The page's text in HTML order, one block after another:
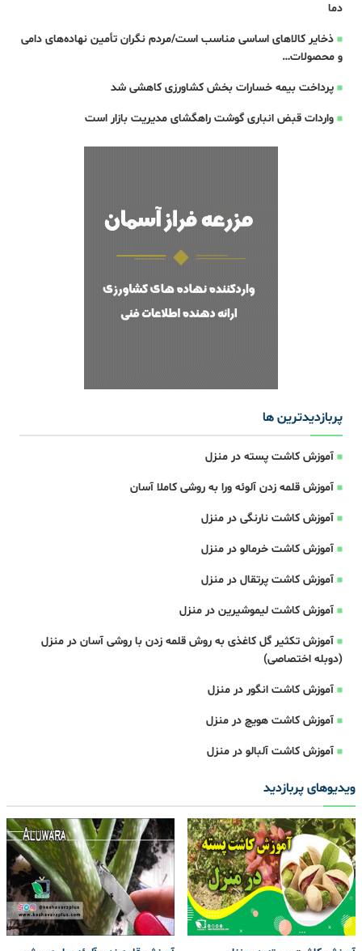
دما
ذخایر کالاهای اساسی مناسب است/مردم نگران تأمین نهاده‌های دامی
و محصولات…
پرداخت بیمه خسارات بخش کشاورزی کاهشی شد
واردات قبض‌ انباری گوشت راهگشای مدیریت بازار است
پربازدیدترین ها
آموزش کاشت پسته در منزل
آموزش قلمه زدن آلوئه ورا به روشی کاملا آسان
آموزش کاشت نارنگی در منزل
آموزش کاشت خرمالو در منزل
آموزش کاشت پرتقال در منزل
آموزش کاشت لیموشیرین در منزل
آموزش تکثیر گل کاغذی به روش قلمه زدن با روشی آسان در منزل
(دوبله اختصاصی)
آموزش کاشت انگور در منزل
آموزش کاشت هویچ در منزل
آموزش کاشت آلبالو در منزل
ویدیوهای پربازدید